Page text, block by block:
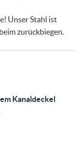
Unser Stahl ist
zurückbiegen.
Kanaldeckel